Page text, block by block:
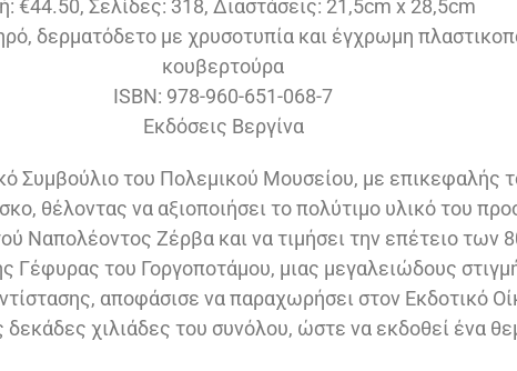
€44.50, Σελίδες: 318, Διαστάσεις: 21,5cm x 28,5cm
δερματόδετο με χρυσοτυπία και έγχρωμη
κουβερτούρα
ISBN: 978-960-651-068-7
Εκδόσεις Βεργίνα
Συμβούλιο του Πολεμικού Μουσείου, με επικεφαλής
θέλοντας να αξιοποιήσει το πολύτιμο υλικό του
Ναπολέοντος Ζέρβα και να τιμήσει την επέτειο των
Γέφυρας του Γοργοποτάμου, μιας μεγαλειώδους
αποφάσισε να παραχωρήσει στον Εκδοτικό
δεκάδες χιλιάδες του συνόλου, ώστε να εκδοθεί ένα